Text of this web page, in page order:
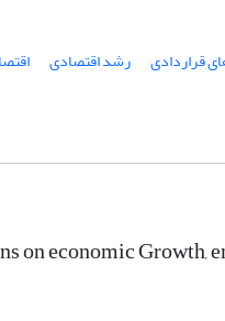
قراردادی رشد اقتصادی
on economic Growth,